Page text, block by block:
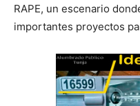
RAPE, un escenario
importantes proyectos